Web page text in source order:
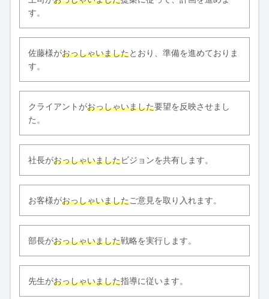
す。
佐藤様がおっしゃいましたとおり、準備を進めておりま
す。
クライアントがおっしゃいました要望を反映させまし
た。
社長がおっしゃいましたビジョンを共有します。
お客様がおっしゃいましたご意見を取り入れます。
部長がおっしゃいました戦略を実行します。
先生がおっしゃいました指導に従います。